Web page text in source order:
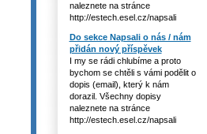
naleznete na stránce
http://estech.esel.cz/napsali
Do sekce Napsali o nás / nám
přidán nový příspěvek
I my se rádi chlubíme a proto
bychom se chtěli s vámi podělit o
dopis (email), který k nám
dorazil. Všechny dopisy
naleznete na stránce
http://estech.esel.cz/napsali